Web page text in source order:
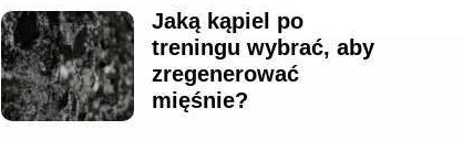
Jaką kąpiel po
treningu wybrać, aby
zregenerować
mięśnie?